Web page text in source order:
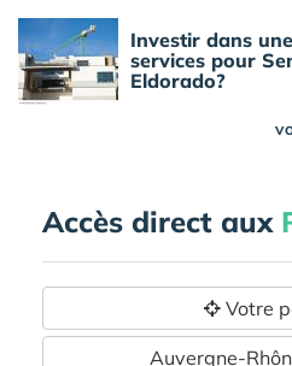
Investir dans
services pour
Eldorado?
Accès direct aux
Votre
Auvergne-